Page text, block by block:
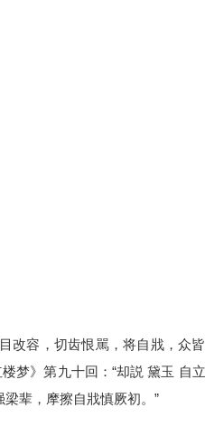
改容，切齿恨駡，将自戕，众
梦》第九十回：“却説 黛玉 自
辈，摩擦自戕慎厥初。”